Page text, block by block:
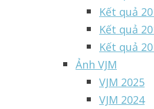
Kết quả
Kết quả
Kết quả
Ảnh VJM
VJM 2025
VJM 2024